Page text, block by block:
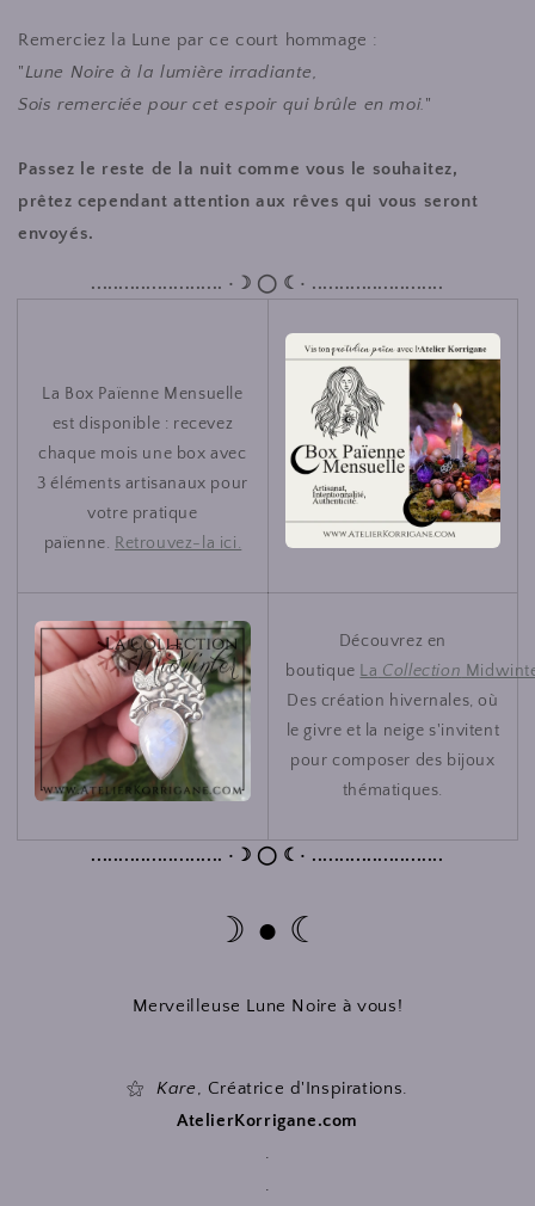
Remerciez la Lune par ce court hommage :
"Lune Noire à la lumière irradiante,
Sois remerciée pour cet espoir qui brûle en moi."
Passez le reste de la nuit comme vous le souhaitez,
prêtez cependant attention aux rêves qui vous seront
envoyés.
........................ •☽ ◯ ☾• ........................
La Box Païenne Mensuelle
est disponible : recevez
chaque mois une box avec
3 éléments artisanaux pour
votre pratique
païenne. Retrouvez-la ici.
Découvrez en
boutique La Collection
Des création hivernales, où
le givre et la neige s'invitent
pour composer des bijoux
thématiques.
........................ •☽ ◯ ☾• ........................
☽ ● ☾
Merveilleuse Lune Noire à vous!
⚝ Kare, Créatrice d'Inspirations.
AtelierKorrigane.com
.
.